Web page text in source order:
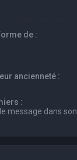
de :
ancienneté :
:
message dans son